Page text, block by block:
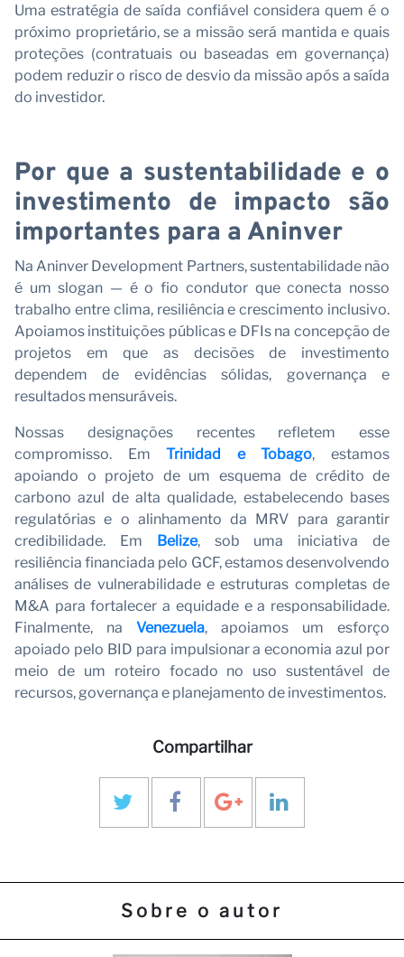
Uma estratégia de saída confiável considera quem é o
próximo proprietário, se a missão será mantida e quais
proteções (contratuais ou baseadas em governança)
podem reduzir o risco de desvio da missão após a saída
do investidor.
Por que a sustentabilidade e o
investimento de impacto são
importantes para a Aninver
Na Aninver Development Partners, sustentabilidade não
é um slogan — é o fio condutor que conecta nosso
trabalho entre clima, resiliência e crescimento inclusivo.
Apoiamos instituições públicas e DFIs na concepção de
projetos em que as decisões de investimento
dependem de evidências sólidas, governança e
resultados mensuráveis.
Nossas designações recentes refletem esse
compromisso. EmTrinidad e Tobago, estamos
apoiando o projeto de um esquema de crédito de
carbono azul de alta qualidade, estabelecendo bases
regulatórias e o alinhamento da MRV para garantir
credibilidade. Em Belize, sob uma iniciativa de
resiliência financiada pelo GCF, estamos desenvolvendo
análises de vulnerabilidade e estruturas completas de
M&A para fortalecer a equidade e a responsabilidade.
Finalmente, na Venezuela, apoiamos um esforço
apoiado pelo BID para impulsionar a economia azul por
meio de um roteiro focado no uso sustentável de
recursos, governança e planejamento de investimentos.
Compartilhar
Sobre o autor